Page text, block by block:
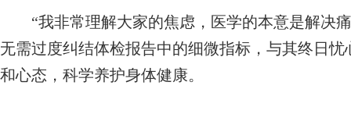
“我非常理解大家的焦虑，医学的本意是解决痛
无需过度纠结体检报告中的细微指标，与其终日
和心态，科学养护身体健康。